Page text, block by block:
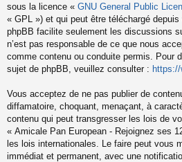
sous la licence « GNU General Public
« GPL ») et qui peut être téléchargé depuis
phpBB facilite seulement les discussions
n’est pas responsable de ce que nous
comme contenu ou conduite permis. Pour
sujet de phpBB, veuillez consulter : https://
Vous acceptez de ne pas publier de
diffamatoire, choquant, menaçant, à
contenu qui peut transgresser les lois de
« Amicale Pan European - Rejoignez ses
les lois internationales. Le faire peut vous
immédiat et permanent, avec une